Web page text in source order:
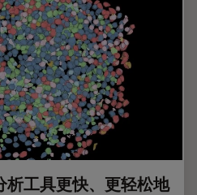
析工具更快、更轻松地